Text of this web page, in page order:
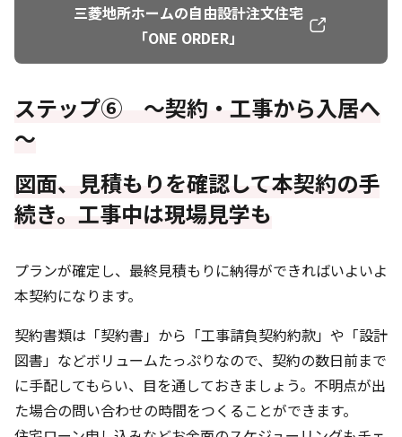
三菱地所ホームの自由設計注文住宅
「ONE ORDER」
ステップ⑥ ～契約・工事から入居へ
～
図面、見積もりを確認して本契約の手
続き。工事中は現場見学も
プランが確定し、最終見積もりに納得ができればいよいよ
本契約になります。
契約書類は「契約書」から「工事請負契約約款」や「設計
図書」などボリュームたっぷりなので、契約の数日前まで
に手配してもらい、目を通しておきましょう。不明点が出
た場合の問い合わせの時間をつくることができます。